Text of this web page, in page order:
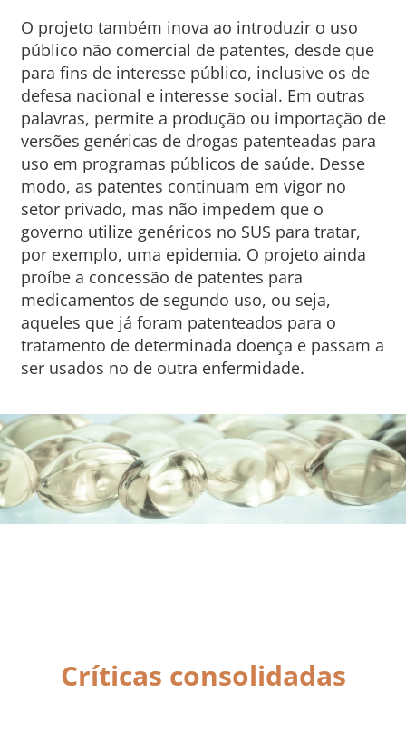
O projeto também inova ao introduzir o uso
público não comercial de patentes, desde que
para fins de interesse público, inclusive os de
defesa nacional e interesse social. Em outras
palavras, permite a produção ou importação de
versões genéricas de drogas patenteadas para
uso em programas públicos de saúde. Desse
modo, as patentes continuam em vigor no
setor privado, mas não impedem que o
governo utilize genéricos no SUS para tratar,
por exemplo, uma epidemia. O projeto ainda
proíbe a concessão de patentes para
medicamentos de segundo uso, ou seja,
aqueles que já foram patenteados para o
tratamento de determinada doença e passam a
ser usados no de outra enfermidade.
Críticas consolidadas